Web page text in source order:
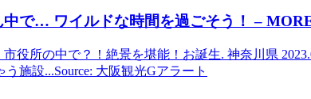
中で… ワイルドな時間を過ごそう！ –
役所の中で？！絶景を堪能！お誕生. 神奈川県
施設...Source: 大阪観光Gアラート